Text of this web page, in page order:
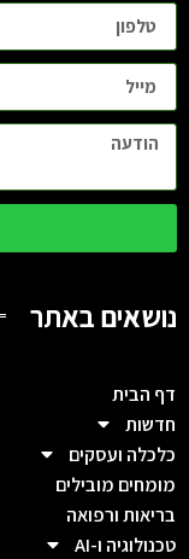
נושאים באתר
דף הבית
חדשות
כלכלה ועסקים
מומחים מובילים
בריאות ורפואה
טכנולוגיה ו-AI